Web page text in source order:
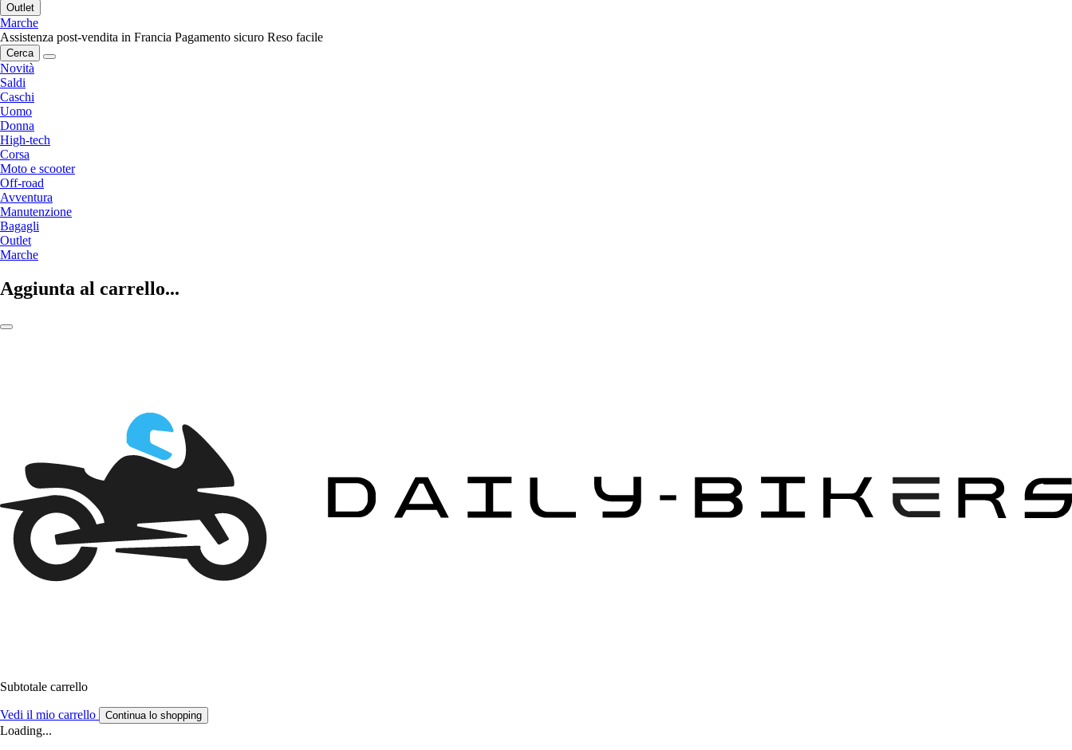
Outlet
Marche
Assistenza post-vendita in Francia Pagamento sicuro Reso facile
Cerca
Novità
Saldi
Caschi
Uomo
Donna
High-tech
Corsa
Moto e scooter
Off-road
Avventura
Manutenzione
Bagagli
Outlet
Marche
Aggiunta al carrello...
Subtotale carrello
Vedi il mio carrello Continua lo shopping
Loading...